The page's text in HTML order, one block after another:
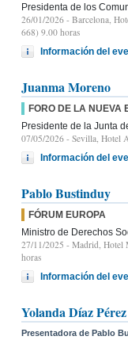
Presidenta de los
26/01/2026 - Barcelona,
668) 9.00 horas
Información del
Juanma Moreno
FORO DE LA NUEVA
Presidente de la Junta
07/05/2026 - Sevilla, Hotel
Información del
Pablo Bustinduy
FÓRUM EUROPA
Ministro de Derechos
27/11/2025 - Madrid, Hotel
horas
Información del
Yolanda Díaz Pérez
Presentadora de Pablo